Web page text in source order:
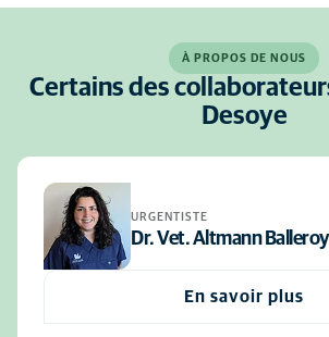
À PROPOS DE NOUS
Certains des
Desoye
URGENTISTE
Dr. Vet. Altmann Balleroy
En savoir plus